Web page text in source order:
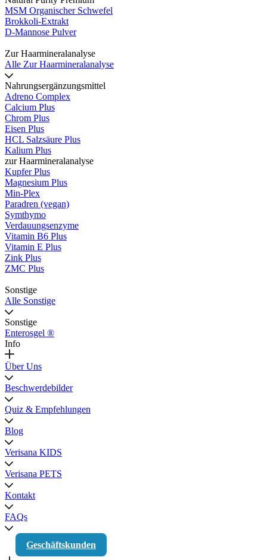
MSM Organischer Schwefel
Brokkoli-Extrakt
D-Mannose Pulver
Zur Haarmineralanalyse
Alle Zur Haarmineralanalyse
Nahrungsergänzungsmittel
Adreno Complex
Calcium Plus
Chrom Plus
Eisen Plus
HCL Salzsäure Plus
Kalium Plus
zur Haarmineralanalyse
Kupfer Plus
Magnesium Plus
Min-Plex
Paradren (vegan)
Symthymo
Verdauungsenzyme
Vitamin B6 Plus
Vitamin E Plus
Zink Plus
ZMC Plus
Sonstige
Alle Sonstige
Sonstige
Enterosgel ®
Info
Über Uns
Beschwerdebilder
Quiz & Empfehlungen
Blog
Verisana KIDS
Verisana PETS
Kontakt
FAQs
Geschäftskunden